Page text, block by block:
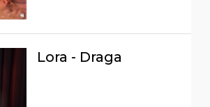
Lora - Draga